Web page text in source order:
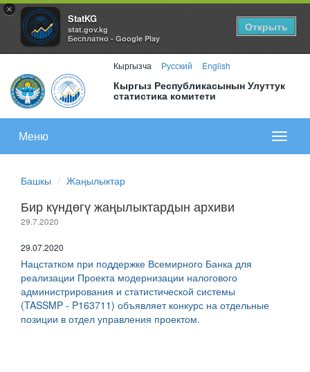
×
StatKG
stat.gov.kg
Бесплатно - Google Play
Открыть
Кыргызча Русский English
Кыргыз Республикасынын Улуттук
статистика комитети
меню
Меню
Башкы Жаңылыктар
Бир күндөгү жаңылыктардын архиви
29.7.2020
29.07.2020
Нацстатком при поддержке Всемирного Банка для
реализации Проекта модернизации налогового
администрирования и статистической системы
(TASSMP - P163711) объявляет конкурс на отдельные
позиции в отдел управления проектом.